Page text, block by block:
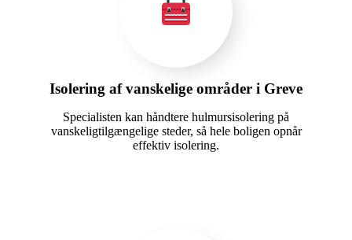
Isolering af vanskelige områder i Greve
Specialisten kan håndtere hulmursisolering på
vanskeligtilgængelige steder, så hele boligen opnår
effektiv isolering.